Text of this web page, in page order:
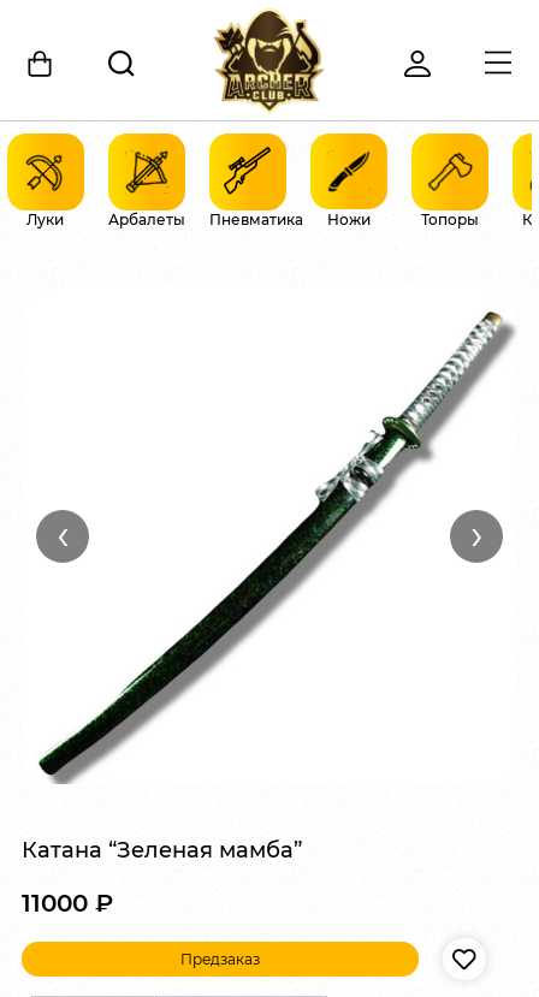
Луки Арбалеты Пневматика Ножи Топоры
‹ ›
Катана “Зеленая мамба”
11000 ₽
Предзаказ